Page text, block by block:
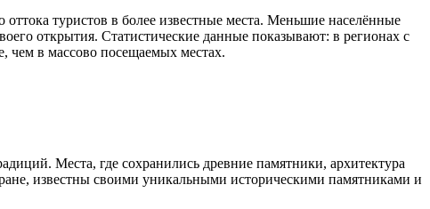
оттока туристов в более известные места. Меньшие населённые
открытия. Статистические данные показывают: в регионах с
чем в массово посещаемых местах.
Места, где сохранились древние памятники, архитектура
известны своими уникальными историческими памятниками и